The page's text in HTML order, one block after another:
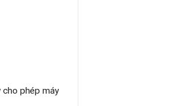
cho phép máy